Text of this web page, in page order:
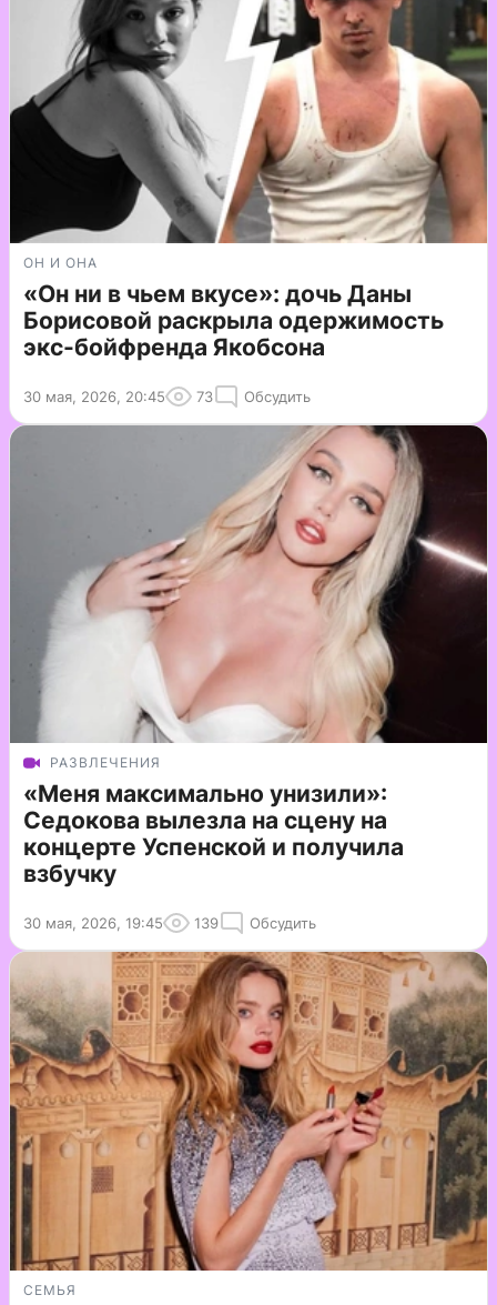
ОН И ОНА
«Он ни в чьем вкусе»: дочь Даны
Борисовой раскрыла одержимость
экс-бойфренда Якобсона
30 мая, 2026, 20:45 73 Обсудить
РАЗВЛЕЧЕНИЯ
«Меня максимально унизили»:
Седокова вылезла на сцену на
концерте Успенской и получила
взбучку
30 мая, 2026, 19:45 139 Обсудить
СЕМЬЯ